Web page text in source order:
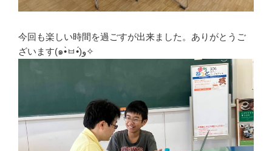
今回も楽しい時間を過ごすが出来ました。ありがとうご
ざいます(๑•̀ㅂ•́)و✧